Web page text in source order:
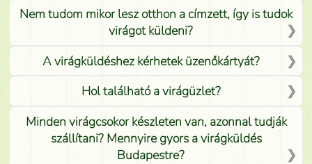
Nem tudom mikor lesz otthon a címzett, így is tudok
virágot küldeni?
A virágküldéshez kérhetek üzenőkártyát?
Hol található a virágüzlet?
Minden virágcsokor készleten van, azonnal tudják
szállítani? Mennyire gyors a virágküldés
Budapestre?